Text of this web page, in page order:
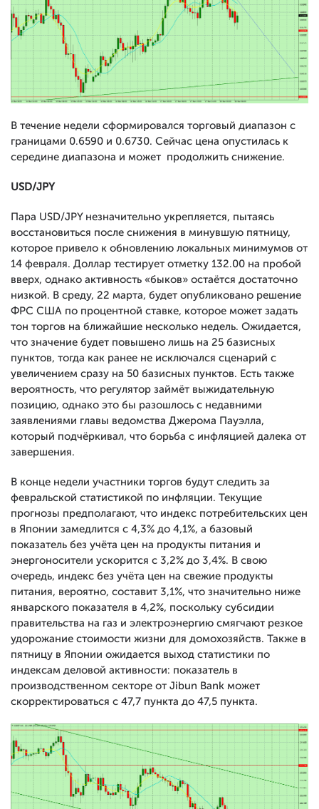
В течение недели сформировался торговый диапазон с
границами 0.6590 и 0.6730. Сейчас цена опустилась к
середине диапазона и может продолжить снижение.
USD/JPY
Пара USD/JPY незначительно укрепляется, пытаясь
восстановиться после снижения в минувшую пятницу,
которое привело к обновлению локальных минимумов от
14 февраля. Доллар тестирует отметку 132.00 на пробой
вверх, однако активность «быков» остаётся достаточно
низкой. В среду, 22 марта, будет опубликовано решение
ФРС США по процентной ставке, которое может задать
тон торгов на ближайшие несколько недель. Ожидается,
что значение будет повышено лишь на 25 базисных
пунктов, тогда как ранее не исключался сценарий с
увеличением сразу на 50 базисных пунктов. Есть также
вероятность, что регулятор займёт выжидательную
позицию, однако это бы разошлось с недавними
заявлениями главы ведомства Джерома Пауэлла,
который подчёркивал, что борьба с инфляцией далека от
завершения.
В конце недели участники торгов будут следить за
февральской статистикой по инфляции. Текущие
прогнозы предполагают, что индекс потребительских цен
в Японии замедлится с 4,3% до 4,1%, а базовый
показатель без учёта цен на продукты питания и
энергоносители ускорится с 3,2% до 3,4%. В свою
очередь, индекс без учёта цен на свежие продукты
питания, вероятно, составит 3,1%, что значительно ниже
январского показателя в 4,2%, поскольку субсидии
правительства на газ и электроэнергию смягчают резкое
удорожание стоимости жизни для домохозяйств. Также в
пятницу в Японии ожидается выход статистики по
индексам деловой активности: показатель в
производственном секторе от Jibun Bank может
скорректироваться с 47,7 пункта до 47,5 пункта.